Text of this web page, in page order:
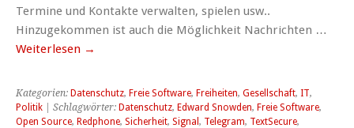
Termine und Kontakte verwalten, spielen usw..
Hinzugekommen ist auch die Möglichkeit Nachrichten …
Weiterlesen →
Kategorien: Datenschutz, Freie Software, Freiheiten, Gesellschaft, IT,
Politik | Schlagwörter: Datenschutz, Edward Snowden, Freie Software,
Open Source, Redphone, Sicherheit, Signal , Telegram, TextSecure,